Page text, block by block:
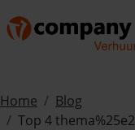
Home
Blog
Top 4